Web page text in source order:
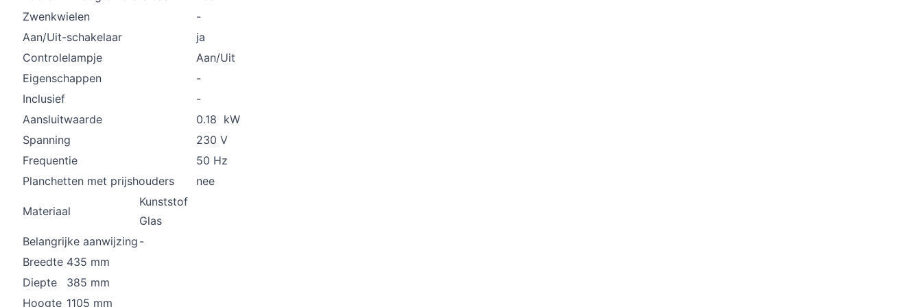
Zwenkwielen
-
Aan/Uit-schakelaar
ja
Controlelampje
Aan/Uit
Eigenschappen
-
Inclusief
-
Aansluitwaarde
0.18 kW
Spanning
230 V
Frequentie
50 Hz
Planchetten met prijshouders
nee
Materiaal
Kunststof
Glas
Belangrijke aanwijzing -
Breedte 435 mm
Diepte
385 mm
Hoogte 1105 mm